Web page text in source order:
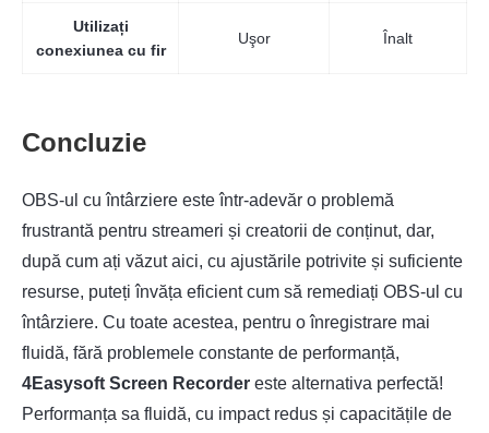
Utilizați
conexiunea cu fir
Uşor Înalt
Concluzie
OBS-ul cu întârziere este într-adevăr o problemă
frustrantă pentru streameri și creatorii de conținut, dar,
după cum ați văzut aici, cu ajustările potrivite și suficiente
resurse, puteți învăța eficient cum să remediați OBS-ul cu
întârziere. Cu toate acestea, pentru o înregistrare mai
fluidă, fără problemele constante de performanță,
4Easysoft Screen Recorder este alternativa perfectă!
Performanța sa fluidă, cu impact redus și capacitățile de